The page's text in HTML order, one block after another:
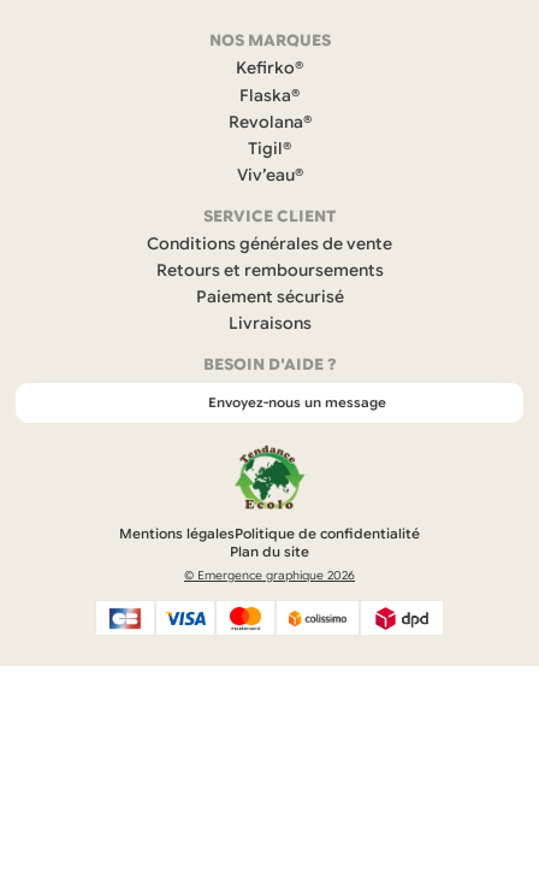
a
c
e
b
o
o
k
s
’
u
v
r
d
a
n
u
n
n
u
v
e
l
g
NOS MARQUES
Kefirko®
Flaska®
Revolana®
Tigil®
Viv’eau®
SERVICE CLIENT
Conditions générales de vente
Retours et remboursements
Paiement sécurisé
Livraisons
BESOIN D'AIDE ?
Envoyez-nous un message
Mentions légalesPolitique de confidentialité
Plan du site
© Emergence graphique 2026